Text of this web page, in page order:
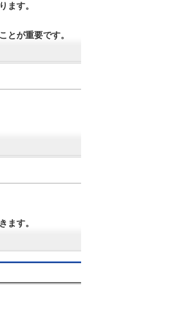
ます。
とが重要です。
ます。